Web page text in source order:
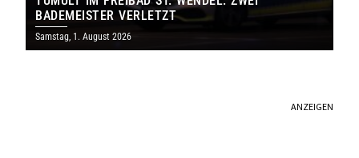
BADEMEISTER VERLETZT
Samstag, 1. August 2026
ANZEIGEN